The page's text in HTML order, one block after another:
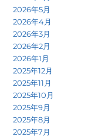
2026年5月
2026年4月
2026年3月
2026年2月
2026年1月
2025年12月
2025年11月
2025年10月
2025年9月
2025年8月
2025年7月